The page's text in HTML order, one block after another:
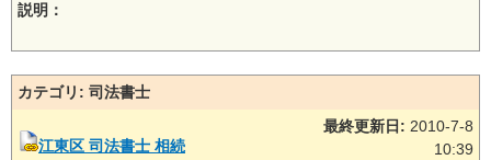
説明：
カテゴリ: 司法書士
江東区 司法書士 相続
最終更新日: 2010-7-8
10:39